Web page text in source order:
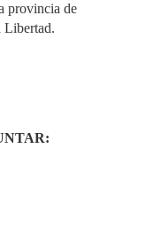
provincia de
Libertad.